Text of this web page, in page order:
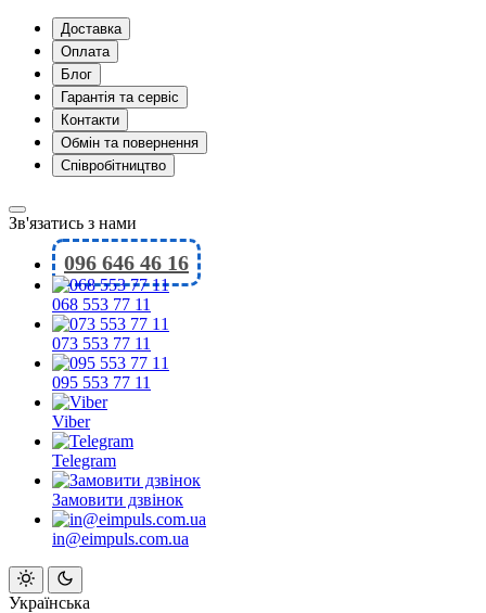
Доставка
Оплата
Блог
Гарантія та сервіс
Контакти
Обмін та повернення
Співробітництво
Зв'язатись з нами
096 646 46 16
068 553 77 11
073 553 77 11
095 553 77 11
Viber
Telegram
Замовити дзвінок
in@eimpuls.com.ua
Українська